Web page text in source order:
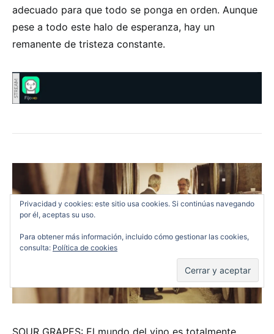
adecuado para que todo se ponga en orden. Aunque
pese a todo este halo de esperanza, hay un
remanente de tristeza constante.
SOUR GRAPES: El mundo del vino es totalmente
Privacidad y cookies: este sitio usa cookies. Si continúas navegando
por él, aceptas su uso.
Para obtener más información, incluido cómo gestionar las cookies,
consulta: Política de cookies